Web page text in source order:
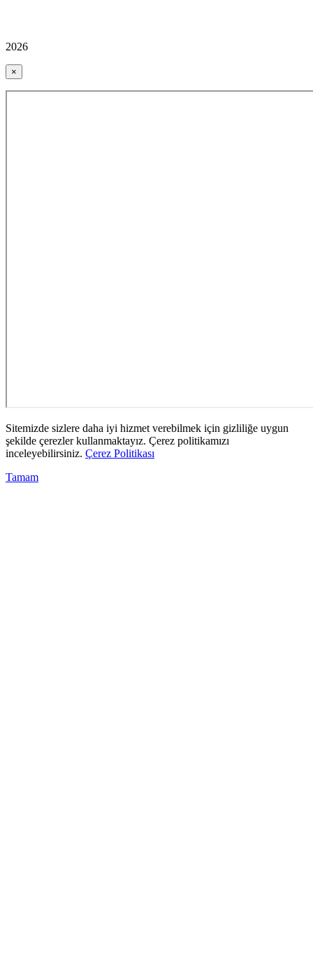
2026
×
Sitemizde sizlere daha iyi hizmet verebilmek için gizliliğe uygun
şekilde çerezler kullanmaktayız. Çerez politikamızı
inceleyebilirsiniz. Çerez Politikası
Tamam